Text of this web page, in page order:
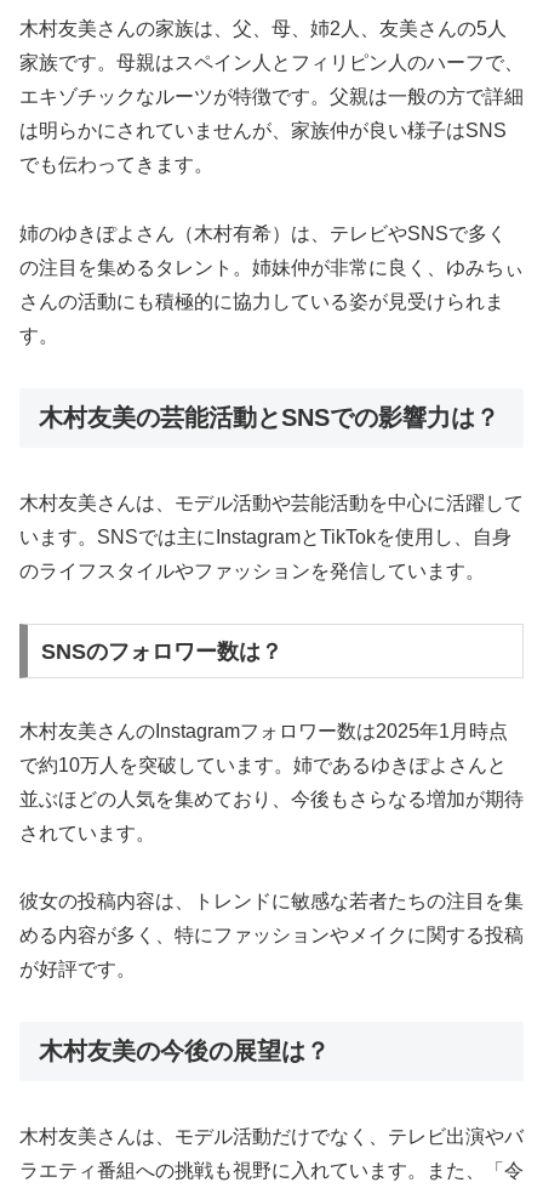
木村友美さんの家族は、父、母、姉2人、友美さんの5人
家族です。母親はスペイン人とフィリピン人のハーフで、
エキゾチックなルーツが特徴です。父親は一般の方で詳細
は明らかにされていませんが、家族仲が良い様子はSNS
でも伝わってきます。
姉のゆきぽよさん（木村有希）は、テレビやSNSで多く
の注目を集めるタレント。姉妹仲が非常に良く、ゆみちぃ
さんの活動にも積極的に協力している姿が見受けられま
す。
木村友美の芸能活動とSNSでの影響力は？
木村友美さんは、モデル活動や芸能活動を中心に活躍して
います。SNSでは主にInstagramとTikTokを使用し、自身
のライフスタイルやファッションを発信しています。
SNSのフォロワー数は？
木村友美さんのInstagramフォロワー数は2025年1月時点
で約10万人を突破しています。姉であるゆきぽよさんと
並ぶほどの人気を集めており、今後もさらなる増加が期待
されています。
彼女の投稿内容は、トレンドに敏感な若者たちの注目を集
める内容が多く、特にファッションやメイクに関する投稿
が好評です。
木村友美の今後の展望は？
木村友美さんは、モデル活動だけでなく、テレビ出演やバ
ラエティ番組への挑戦も視野に入れています。また、「令